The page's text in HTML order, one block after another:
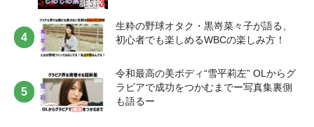
ームな現場で、皆さん仲良くしてくれましたね。中でも、メインのキ
ャストさんが大集合する日があって。シルバープランまではいかない
ですが、未来の話だったり、「どう生きていくか」みたいな真面目な
話もしたり（笑）。人生について考えさせられるドラマなので、みな
子を演じた “石川翔鈴” メイクルームにて あの大物俳優から届いたある
粉とは……？ ──撮影の裏で、「こんなことがあった！」というエピソ
ードはありますか？ えーなんですかね（笑）。でもラムネ食べると頭
生粋の野球オタク・黒嵜菜々子が語る、
初心者でも楽しめるWBCの楽しみ方！
令和最高の美ボディ“雪平莉左” OLからグ
ラビアで成功をつかむまでー写真集裏側
も語るー